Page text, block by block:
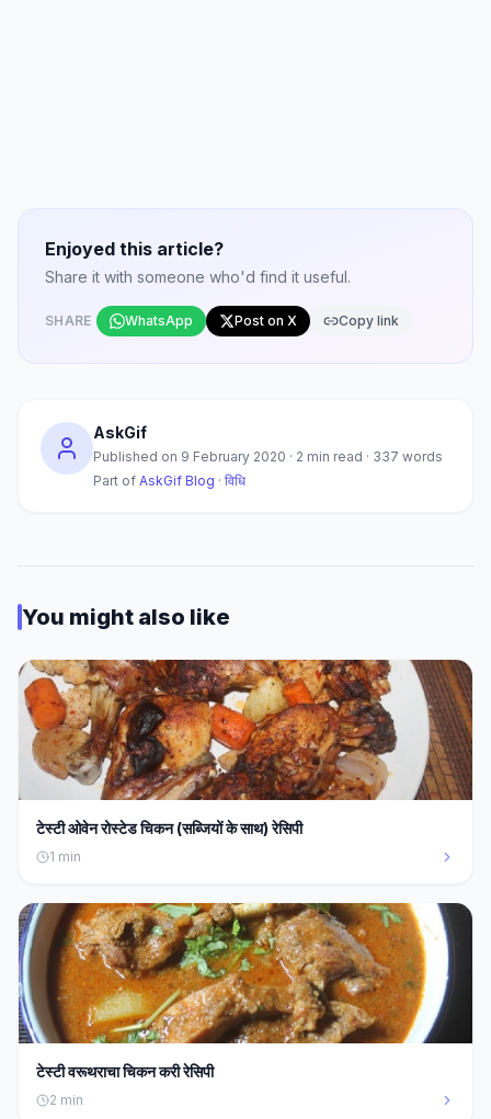
Enjoyed this article?
Share it with someone who'd find it useful.
SHARE WhatsApp Post on X Copy link
AskGif
Published on 9 February 2020 · 2 min read · 337 words
Part of AskGif Blog · विधि
You might also like
टेस्टी ओवेन रोस्टेड चिकन (सब्जियों के साथ) रेसिपी
1 min
टेस्टी वरूथराचा चिकन करी रेसिपी
2 min